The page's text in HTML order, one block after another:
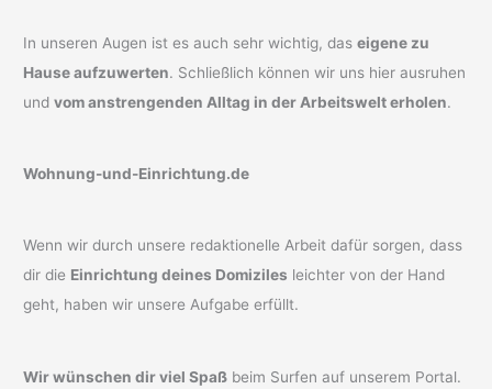
In unseren Augen ist es auch sehr wichtig, daseigene zu
Hause aufzuwerten. Schließlich können wir uns hier ausruhen
undvom anstrengenden Alltag in der Arbeitswelt erholen.
Wohnung-und-Einrichtung.de
Wenn wir durch unsere redaktionelle Arbeit dafür sorgen, dass
dir die Einrichtung deines Domiziles leichter von der Hand
geht, haben wir unsere Aufgabe erfüllt.
Wir wünschen dir viel Spaß beim Surfen auf unserem Portal.